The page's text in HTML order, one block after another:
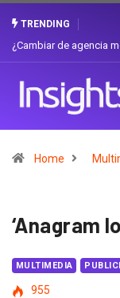
TRENDING
Gabriela Herrera y el
Home
‘Anagram
MULTIMEDIA
955